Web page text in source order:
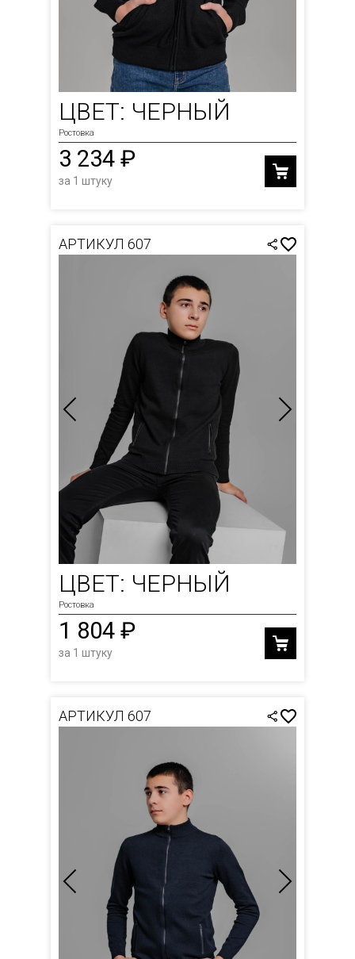
ЦВЕТ: ЧЕРНЫЙ
Ростовка
3 234 ₽
за 1 штуку
АРТИКУЛ 607
ЦВЕТ: ЧЕРНЫЙ
Ростовка
1 804 ₽
за 1 штуку
АРТИКУЛ 607